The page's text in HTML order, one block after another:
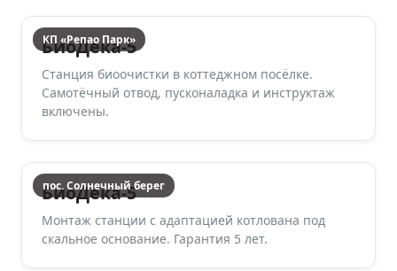
КП «Репао Парк»
БиоДека-5
Станция биоочистки в коттеджном посёлке.
Самотёчный отвод, пусконаладка и инструктаж
включены.
пос. Солнечный берег
БиоДека-5
Монтаж станции с адаптацией котлована под
скальное основание. Гарантия 5 лет.